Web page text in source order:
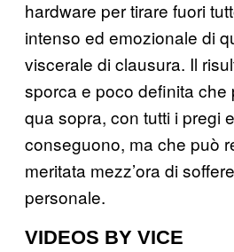
hardware per tirare fuori
intenso ed emozionale di
viscerale di clausura. Il
sporca e poco definita che
qua sopra, con tutti i pregi
conseguono, ma che può
meritata mezz’ora di
personale.
VIDEOS BY VICE